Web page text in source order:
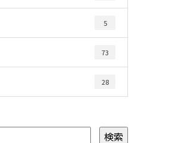
5
73
28